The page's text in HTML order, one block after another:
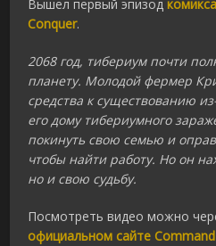
Вышел первый эпизод
Conquer.
2068 год, тибериум почти
планету. Молодой фермер
средства к существованию
его дому тибериумного
покинуть свою семью и
чтобы найти работу. Но он
но и свою судьбу.
Посмотреть видео можно
официальном сайте